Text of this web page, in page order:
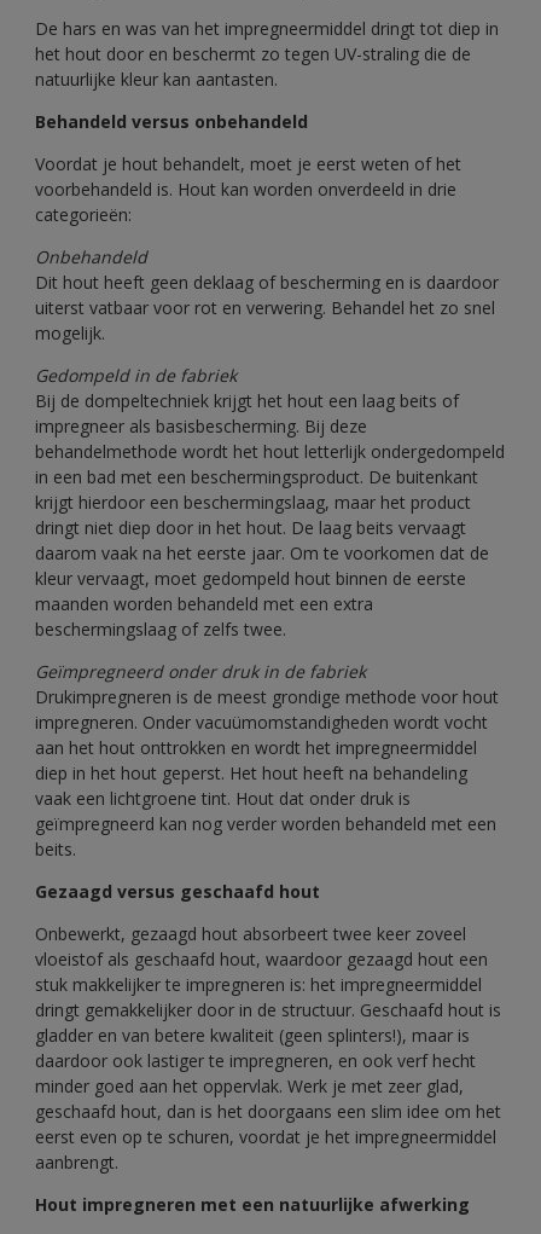
De hars en was van het impregneermiddel dringt tot diep in
het hout door en beschermt zo tegen UV-straling die de
natuurlijke kleur kan aantasten.
Behandeld versus onbehandeld
Voordat je hout behandelt, moet je eerst weten of het
voorbehandeld is. Hout kan worden onverdeeld in drie
categorieën:
Onbehandeld
Dit hout heeft geen deklaag of bescherming en is daardoor
uiterst vatbaar voor rot en verwering. Behandel het zo snel
mogelijk.
Gedompeld in de fabriek
Bij de dompeltechniek krijgt het hout een laag beits of
impregneer als basisbescherming. Bij deze
behandelmethode wordt het hout letterlijk ondergedompeld
in een bad met een beschermingsproduct. De buitenkant
krijgt hierdoor een beschermingslaag, maar het product
dringt niet diep door in het hout. De laag beits vervaagt
daarom vaak na het eerste jaar. Om te voorkomen dat de
kleur vervaagt, moet gedompeld hout binnen de eerste
maanden worden behandeld met een extra
beschermingslaag of zelfs twee.
Geïmpregneerd onder druk in de fabriek
Drukimpregneren is de meest grondige methode voor hout
impregneren. Onder vacuümomstandigheden wordt vocht
aan het hout onttrokken en wordt het impregneermiddel
diep in het hout geperst. Het hout heeft na behandeling
vaak een lichtgroene tint. Hout dat onder druk is
geïmpregneerd kan nog verder worden behandeld met een
beits.
Gezaagd versus geschaafd hout
​Onbewerkt, gezaagd hout absorbeert twee keer zoveel
vloeistof als geschaafd hout, waardoor gezaagd hout een
stuk makkelijker te impregneren is: het impregneermiddel
dringt gemakkelijker door in de structuur. Geschaafd hout is
gladder en van betere kwaliteit (geen splinters!), maar is
daardoor ook lastiger te impregneren, en ook verf hecht
minder goed aan het oppervlak. Werk je met zeer glad,
geschaafd hout, dan is het doorgaans een slim idee om het
eerst even op te schuren, voordat je het impregneermiddel
aanbrengt.
Hout impregneren met een natuurlijke afwerking